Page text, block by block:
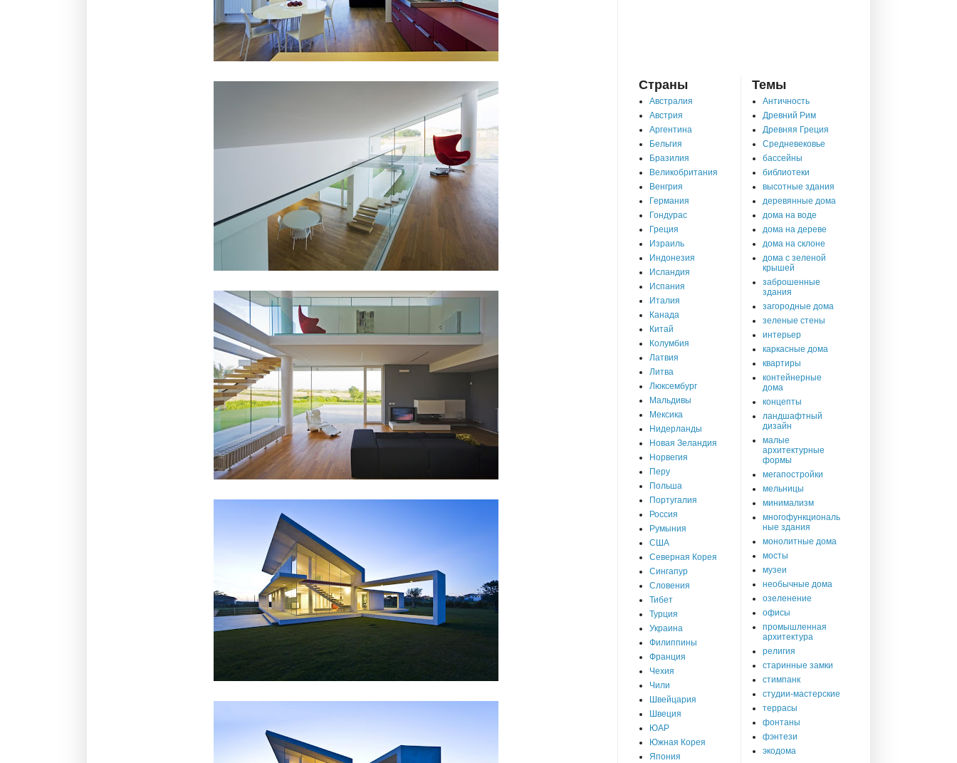
Страны
Австралия
Австрия
Аргентина
Бельгия
Бразилия
Великобритания
Венгрия
Германия
Гондурас
Греция
Израиль
Индонезия
Исландия
Испания
Италия
Канада
Китай
Колумбия
Латвия
Литва
Люксембург
Мальдивы
Мексика
Нидерланды
Новая Зеландия
Норвегия
Перу
Польша
Португалия
Россия
Румыния
США
Северная Корея
Сингапур
Словения
Тибет
Турция
Украина
Филиппины
Франция
Чехия
Чили
Швейцария
Швеция
ЮАР
Южная Корея
Япония
Темы
Античность
Древний Рим
Древняя Греция
Средневековье
бассейны
библиотеки
высотные здания
деревянные дома
дома на воде
дома на дереве
дома на склоне
дома с зеленой
крышей
заброшенные
здания
загородные дома
зеленые стены
интерьер
каркасные дома
квартиры
контейнерные
дома
концепты
ландшафтный
дизайн
малые
архитектурные
формы
мегапостройки
мельницы
минимализм
многофункциональ
ные здания
монолитные дома
мосты
музеи
необычные дома
озеленение
офисы
промышленная
архитектура
религия
старинные замки
стимпанк
студии-мастерские
террасы
фонтаны
фэнтези
экодома